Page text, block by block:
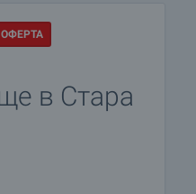
в Стара